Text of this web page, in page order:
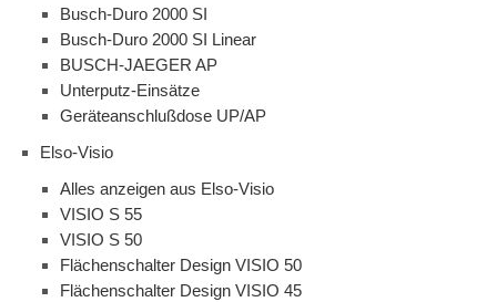
Busch-Duro 2000 SI
Busch-Duro 2000 SI Linear
BUSCH-JAEGER AP
Unterputz-Einsätze
Geräteanschlußdose UP/AP
Elso-Visio
Alles anzeigen aus Elso-Visio
VISIO S 55
VISIO S 50
Flächenschalter Design VISIO 50
Flächenschalter Design VISIO 45